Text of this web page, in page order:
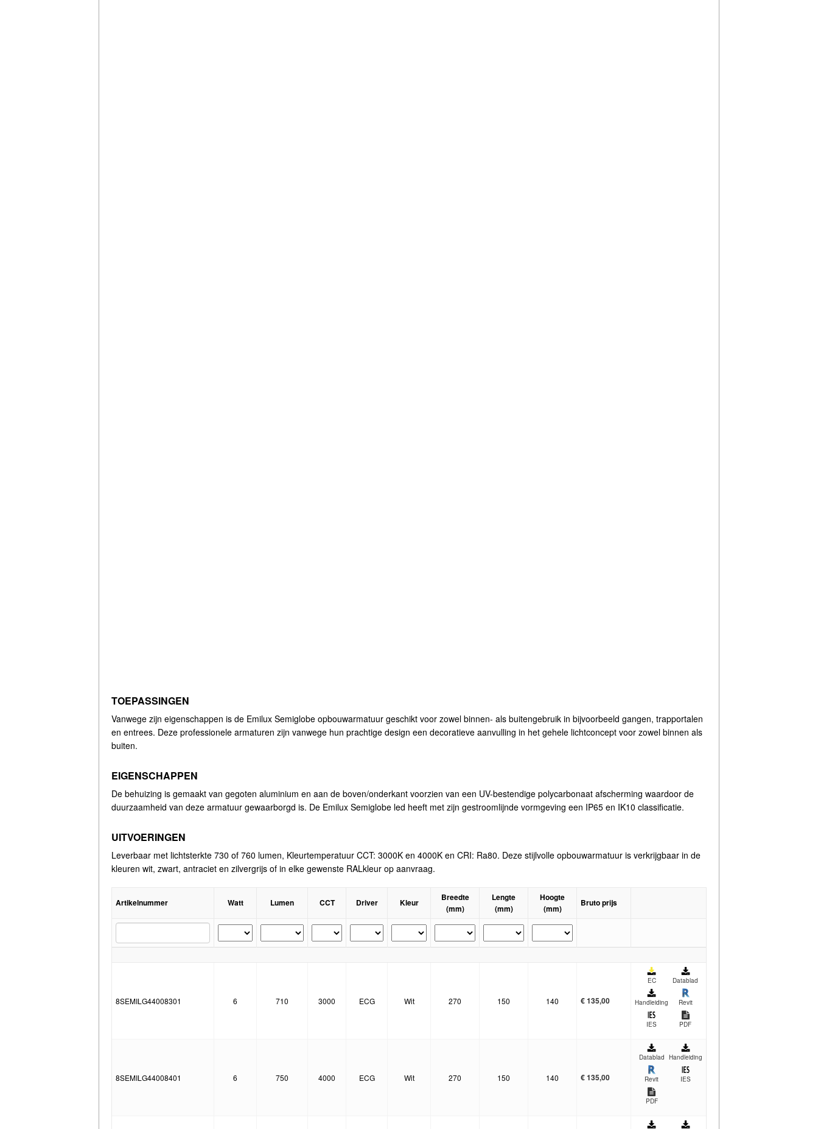
TOEPASSINGEN
Vanwege zijn eigenschappen is de Emilux Semiglobe opbouwarmatuur geschikt voor zowel binnen- als buitengebruik in bijvoorbeeld gangen, trapportalen
en entrees. Deze professionele armaturen zijn vanwege hun prachtige design een decoratieve aanvulling in het gehele lichtconcept voor zowel binnen als
buiten.
EIGENSCHAPPEN
De behuizing is gemaakt van gegoten aluminium en aan de boven/onderkant voorzien van een UV-bestendige polycarbonaat afscherming waardoor de
duurzaamheid van deze armatuur gewaarborgd is. De Emilux Semiglobe led heeft met zijn gestroomlijnde vormgeving een IP65 en IK10 classificatie.
UITVOERINGEN
Leverbaar met lichtsterkte 730 of 760 lumen, Kleurtemperatuur CCT: 3000K en 4000K en CRI: Ra80. Deze stijlvolle opbouwarmatuur is verkrijgbaar in de
kleuren wit, zwart, antraciet en zilvergrijs of in elke gewenste RALkleur op aanvraag.
Artikelnummer Watt Lumen CCT Driver Kleur
Breedte
(mm)
Lengte
(mm)
Hoogte
(mm)
Bruto prijs
8SEMILG44008301 6 710 3000 ECG Wit 270 150 140 €135,00
EC Datablad
Handleiding Revit
IES PDF
8SEMILG44008401 6 750 4000 ECG Wit 270 150 140 €135,00
Datablad Handleiding
Revit IES
PDF